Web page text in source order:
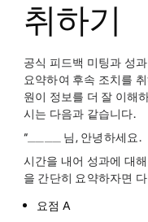
취하기
공식 피드백 미팅과 성
요약하여 후속 조치를
원이 정보를 더 잘 이해
시는 다음과 같습니다.
“____ 님, 안녕하세요.
시간을 내어 성과에 대
을 간단히 요약하자면
요점 A